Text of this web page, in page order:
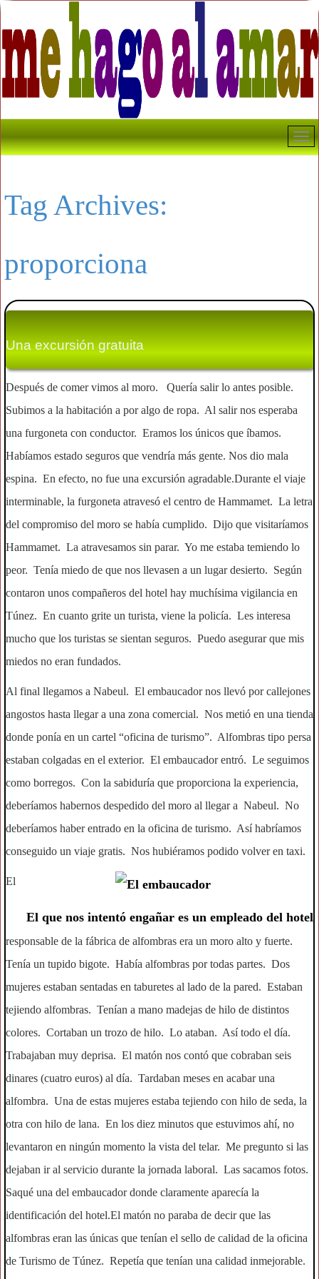
Tag Archives:
proporciona
Una excursión gratuita
Después de comer vimos al moro. Quería salir lo antes posible.
Subimos a la habitación a por algo de ropa. Al salir nos esperaba
una furgoneta con conductor. Eramos los únicos que íbamos.
Habíamos estado seguros que vendría más gente. Nos dio mala
espina. En efecto, no fue una excursión agradable.Durante el viaje
interminable, la furgoneta atravesó el centro de Hammamet. La letra
del compromiso del moro se había cumplido. Dijo que visitaríamos
Hammamet. La atravesamos sin parar. Yo me estaba temiendo lo
peor. Tenía miedo de que nos llevasen a un lugar desierto. Según
contaron unos compañeros del hotel hay muchísima vigilancia en
Túnez. En cuanto grite un turista, viene la policía. Les interesa
mucho que los turistas se sientan seguros. Puedo asegurar que mis
miedos no eran fundados.
Al final llegamos a Nabeul. El embaucador nos llevó por callejones
angostos hasta llegar a una zona comercial. Nos metió en una tienda
donde ponía en un cartel “oficina de turismo”. Alfombras tipo persa
estaban colgadas en el exterior. El embaucador entró. Le seguimos
como borregos. Con la sabiduría que proporciona la experiencia,
deberíamos habernos despedido del moro al llegar a Nabeul. No
deberíamos haber entrado en la oficina de turismo. Así habríamos
conseguido un viaje gratis. Nos hubiéramos podido volver en taxi.
El que nos intentó engañar es un empleado del hotel
El
responsable de la fábrica de alfombras era un moro alto y fuerte.
Tenía un tupido bigote. Había alfombras por todas partes. Dos
mujeres estaban sentadas en taburetes al lado de la pared. Estaban
tejiendo alfombras. Tenían a mano madejas de hilo de distintos
colores. Cortaban un trozo de hilo. Lo ataban. Así todo el día.
Trabajaban muy deprisa. El matón nos contó que cobraban seis
dinares (cuatro euros) al día. Tardaban meses en acabar una
alfombra. Una de estas mujeres estaba tejiendo con hilo de seda, la
otra con hilo de lana. En los diez minutos que estuvimos ahí, no
levantaron en ningún momento la vista del telar. Me pregunto si las
dejaban ir al servicio durante la jornada laboral. Las sacamos fotos.
Saqué una del embaucador donde claramente aparecía la
identificación del hotel.El matón no paraba de decir que las
alfombras eran las únicas que tenían el sello de calidad de la oficina
de Turismo de Túnez. Repetía que tenían una calidad inmejorable.